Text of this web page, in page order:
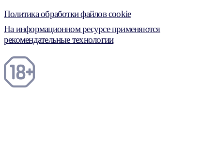
Политика обработки файлов cookie
На информационном ресурсе применяются
рекомендательные технологии